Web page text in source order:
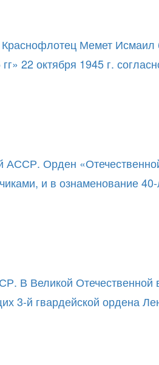
Мемет Исмаил
22 октября 1945 г.
Орден
и в ознаменование
В Великой
3-й гвардейской ордена